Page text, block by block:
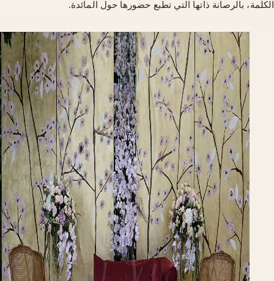
الكلمة، بالرصانة ذاتها التي تطبع حضورها حول المائدة.